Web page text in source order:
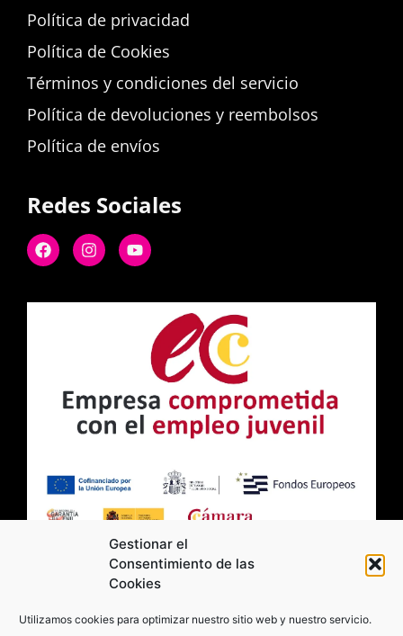
Gestionar el
Consentimiento de las
Cookies
Utilizamos cookies para optimizar nuestro sitio web y nuestro servicio.
Política de privacidad
Política de Cookies
Términos y condiciones del servicio
Política de devoluciones y reembolsos
Política de envíos
Redes Sociales
2026 Moviltick technologies. Todos los